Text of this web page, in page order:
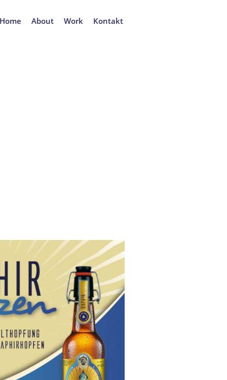
Home About Work Kontakt